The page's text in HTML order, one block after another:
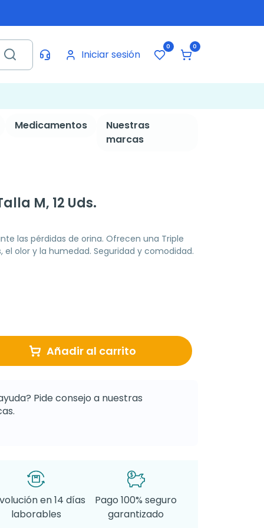
Iniciar sesión
0 0
Medicamentos
Nuestras
marcas
M, 12 Uds.
las pérdidas de orina. Ofrecen una Triple
el olor y la humedad. Seguridad y comodidad.
Añadir al carrito
Pide consejo a nuestras
en 14 días
laborables
Pago 100% seguro
garantizado